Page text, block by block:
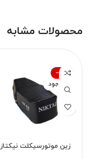
محصولات مشابه
-15%
ناموجود
زین موتورسیکلت نیکتاز